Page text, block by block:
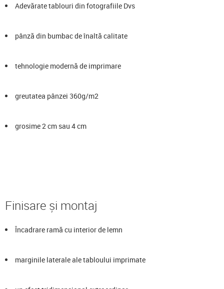
Adevărate tablouri din fotografiile Dvs
pânză din bumbac de înaltă calitate
tehnologie modernă de imprimare
greutatea pânzei 360g/m2
grosime 2 cm sau 4 cm
Finisare și montaj
Încadrare ramă cu interior de lemn
marginile laterale ale tabloului imprimate